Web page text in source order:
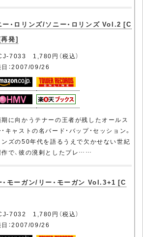
ー・ロリンズ/ソニー・ロリンズ Vol.2 [C
発]
7033 1,780円（税込）
日：2007/09/26
に向かうテナーの王者が残したオールス
キャストの名バード・バップ・セッション。
ンズの50年代を語るうえで欠かせない世紀
作で、彼の溌剌としたプレ……
・モーガン/リー・モーガン Vol.3+1 [C
7032 1,780円（税込）
日：2007/09/26